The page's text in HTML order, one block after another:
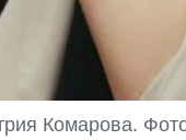
Комарова.